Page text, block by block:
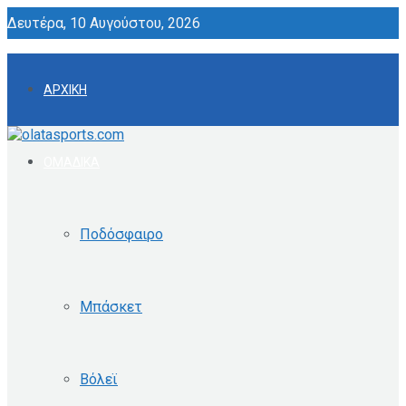
Δευτέρα, 10 Αυγούστου, 2026
ΑΡΧΙΚΗ
Ποδόσφαιρο
Μπάσκετ
Βόλεϊ